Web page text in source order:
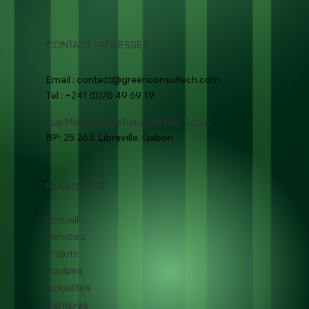
PLAN DU SITE
Accueil
Services
Projets
Equipes
Actualités
Carrières
Tel : +241 (0)76 49 69 19
Email : contact@greenconsultech.com
CONTACT - ADRESSES
Rue Mère Cécilia Fatou BERRE, Louis
BP: 25 263, Libreville, Gabon